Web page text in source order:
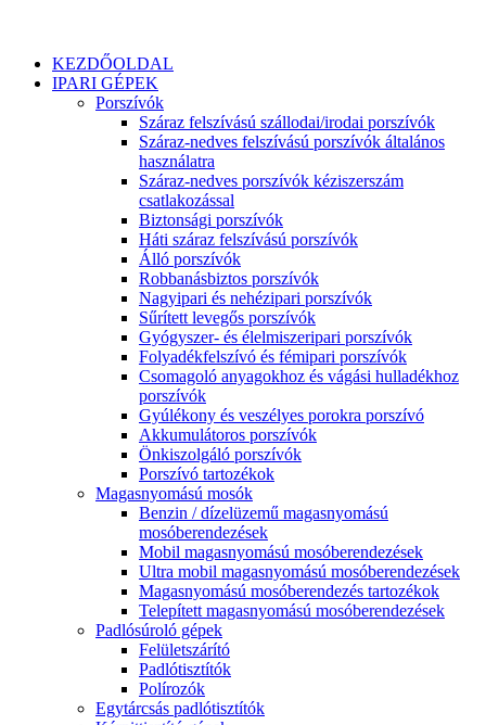
KEZDŐOLDAL
IPARI GÉPEK
Porszívók
Száraz felszívású szállodai/irodai porszívók
Száraz-nedves felszívású porszívók általános
használatra
Száraz-nedves porszívók kéziszerszám
csatlakozással
Biztonsági porszívók
Háti száraz felszívású porszívók
Álló porszívók
Robbanásbiztos porszívók
Nagyipari és nehézipari porszívók
Sűrített levegős porszívók
Gyógyszer- és élelmiszeripari porszívók
Folyadékfelszívó és fémipari porszívók
Csomagoló anyagokhoz és vágási hulladékhoz
porszívók
Gyúlékony és veszélyes porokra porszívó
Akkumulátoros porszívók
Önkiszolgáló porszívók
Porszívó tartozékok
Magasnyomású mosók
Benzin / dízelüzemű magasnyomású
mosóberendezések
Mobil magasnyomású mosóberendezések
Ultra mobil magasnyomású mosóberendezések
Magasnyomású mosóberendezés tartozékok
Telepített magasnyomású mosóberendezések
Padlósúroló gépek
Felületszárító
Padlótisztítók
Polírozók
Egytárcsás padlótisztítók